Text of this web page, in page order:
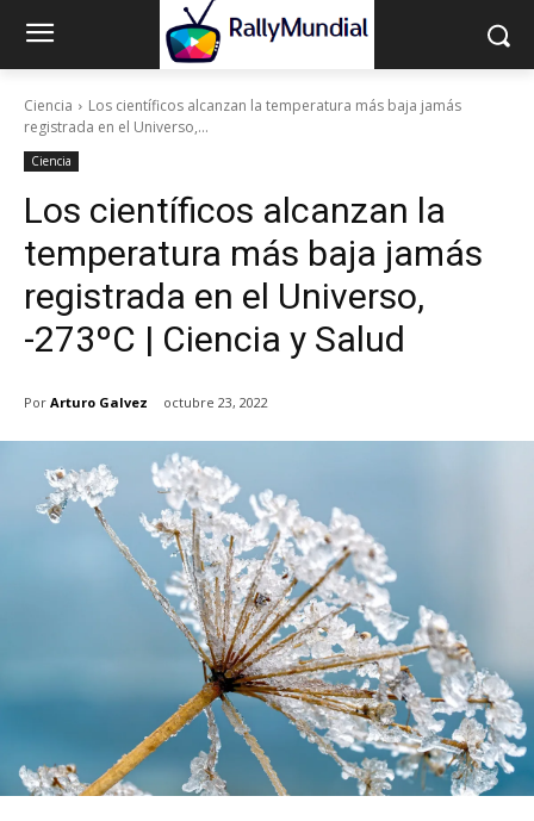
Ciencia
Los científicos alcanzan la temperatura más baja jamás
registrada en el Universo,...
Ciencia
Los científicos alcanzan la
temperatura más baja jamás
registrada en el Universo,
-273ºC | Ciencia y Salud
Por Arturo Galvez octubre 23, 2022